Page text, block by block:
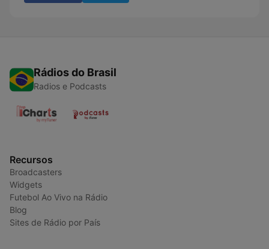
Rádios do Brasil
Radios e Podcasts
Recursos
Broadcasters
Widgets
Futebol Ao Vivo na Rádio
Blog
Sites de Rádio por País